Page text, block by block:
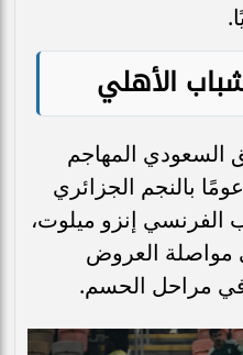
الأهلي
السعودي المهاجم
بالنجم الجزائري
الفرنسي إنزو ميلوت،
العروض
في مراحل الحسم.